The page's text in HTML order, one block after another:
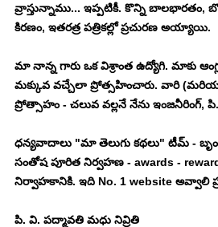
వ్రాస్తున్నాము... ఇప్పటికీ. కొన్ని బాలభారతం,
కిరణం, ఇతరత్ర పత్రికల్లో ప్రచురణ అయ్యాయి.
మా నాన్న గారు ఒక విశ్రాంత ఉద్యోగి. మాకు
మక్కువ వచ్చేలా ప్రోత్సహించారు. వారి (మరియు
ప్రోత్సాహం - చలువ వల్లనే నేను ఇంజనీరింగ్,
ధన్యవాదాలు "మా తెలుగు కథలు" టీమ్ -
సంతోష పూరిత నిర్వహణ - awards -
నిర్వాహకానికి. ఇది No. 1 website అవ్వాలి
పి. వి. పద్మావతి మధు నివ్రితి